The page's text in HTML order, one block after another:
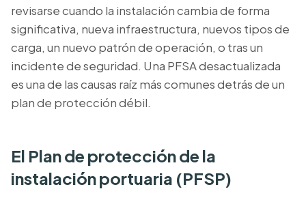
revisarse cuando la instalación cambia de forma
significativa, nueva infraestructura, nuevos tipos de
carga, un nuevo patrón de operación, o tras un
incidente de seguridad. Una PFSA desactualizada
es una de las causas raíz más comunes detrás de un
plan de protección débil.
El Plan de protección de la
instalación portuaria (PFSP)